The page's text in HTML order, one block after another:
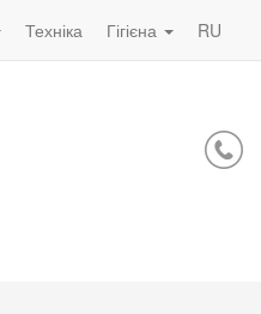
Техніка Гігієна RU